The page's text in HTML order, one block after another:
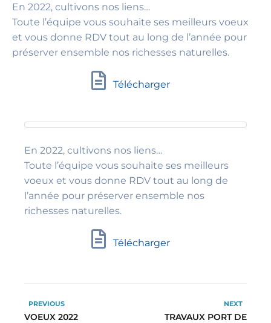
En 2022, cultivons nos liens…
Toute l’équipe vous souhaite ses meilleurs voeux
et vous donne RDV tout au long de l’année pour
préserver ensemble nos richesses naturelles.
Télécharger
En 2022, cultivons nos liens…
Toute l’équipe vous souhaite ses meilleurs
voeux et vous donne RDV tout au long de
l’année pour préserver ensemble nos
richesses naturelles.
Télécharger
PREVIOUS
VOEUX 2022
NEXT
TRAVAUX PORT DE